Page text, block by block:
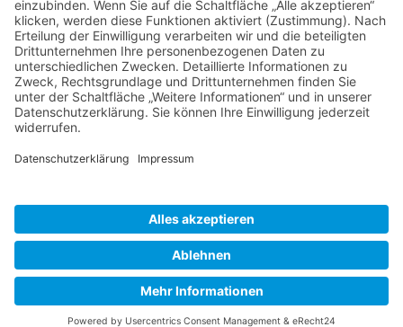
Weitere Seiten
Hygienesortiment
Haushaltssortiment
Ansprechpartner
Jobs
haug® bürsten KG • 2026 |Impressum
Datenschutz
| AGB | Vertrag widerrufen